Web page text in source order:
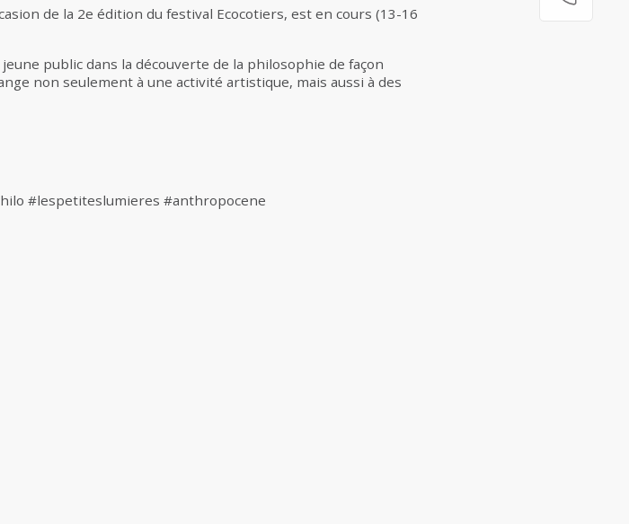
de la 2e édition du festival Ecocotiers, est en cours (13-16
public dans la découverte de la philosophie de façon
non seulement à une activité artistique, mais aussi à des
#lespetiteslumieres #anthropocene